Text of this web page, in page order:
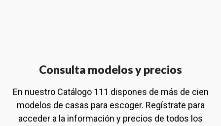
Consulta modelos y precios
En nuestro Catálogo 111 dispones de más de cien
modelos de casas para escoger. Regístrate para
acceder a la información y precios de todos los